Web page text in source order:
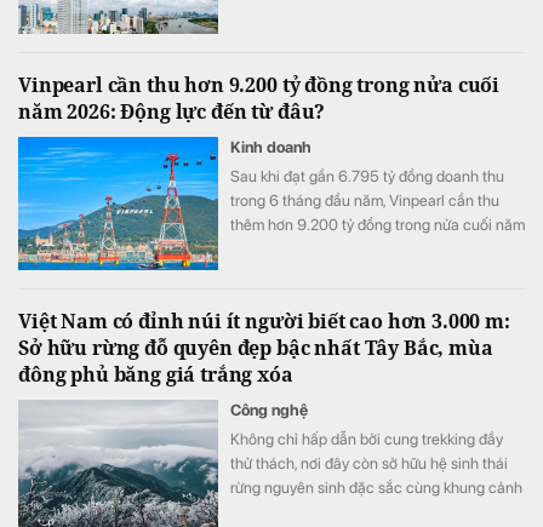
Vinpearl cần thu hơn 9.200 tỷ đồng trong nửa cuối
năm 2026: Động lực đến từ đâu?
Kinh doanh
Sau khi đạt gần 6.795 tỷ đồng doanh thu
trong 6 tháng đầu năm, Vinpearl cần thu
thêm hơn 9.200 tỷ đồng trong nửa cuối năm
Việt Nam có đỉnh núi ít người biết cao hơn 3.000 m:
Sở hữu rừng đỗ quyên đẹp bậc nhất Tây Bắc, mùa
đông phủ băng giá trắng xóa
Công nghệ
Không chỉ hấp dẫn bởi cung trekking đầy
thử thách, nơi đây còn sở hữu hệ sinh thái
rừng nguyên sinh đặc sắc cùng khung cảnh